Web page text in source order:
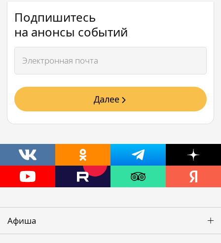
Подпишитесь
на анонсы событий
Далее
Афиша